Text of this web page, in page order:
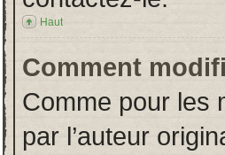
Haut
Comment
Comme pour les
par l’auteur